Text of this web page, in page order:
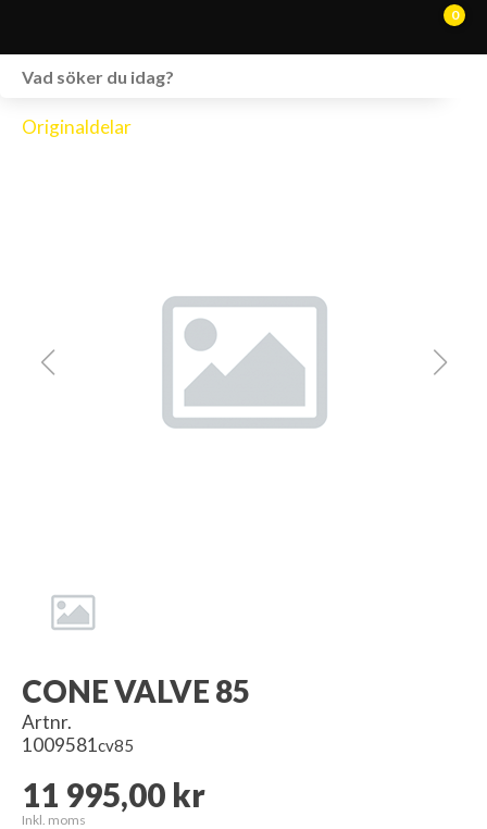
0
KONTAKT
Originaldelar
CONE VALVE 85
Artnr.
1009581cv85
11 995,00 kr
Inkl. moms